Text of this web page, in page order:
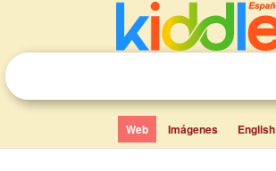
Web Imágenes English